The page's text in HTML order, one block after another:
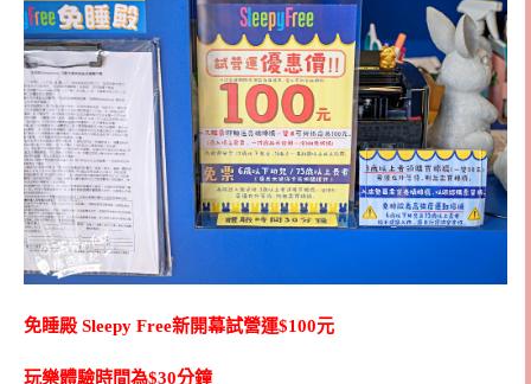
免睡殿 Sleepy Free新開幕試營運$100元
玩樂體驗時間為$30分鐘